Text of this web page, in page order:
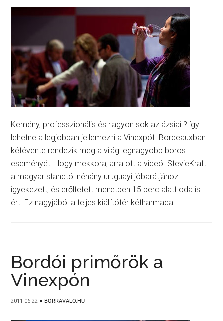
Kemény, professzionális és nagyon sok az ázsiai ? így
lehetne a legjobban jellemezni a Vinexpót. Bordeauxban
kétévente rendezik meg a világ legnagyobb boros
eseményét. Hogy mekkora, arra ott a videó. StevieKraft
a magyar standtól néhány uruguayi jóbarátjához
igyekezett, és erőltetett menetben 15 perc alatt oda is
ért. Ez nagyjából a teljes kiállítótér kétharmada.
Bordói primőrök a
Vinexpón
2011-06-22 ● BORRAVALO.HU